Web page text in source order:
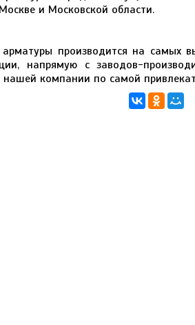
и Московской области.
производится на самых
напрямую с заводов-
компании по самой